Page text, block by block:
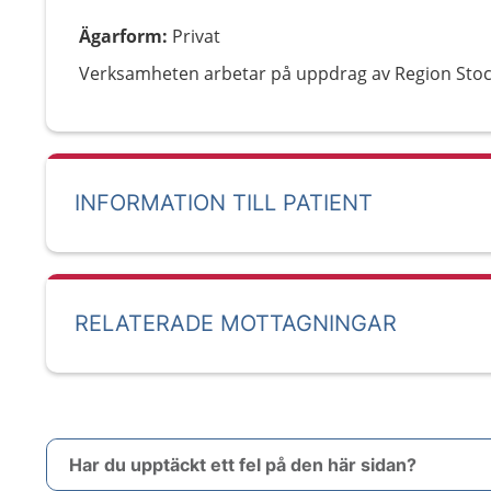
Ägarform: Privat
Verksamheten arbetar på uppdrag av Region
INFORMATION TILL PATIENT
RELATERADE MOTTAGNINGAR
Har du upptäckt ett fel på den här sidan?